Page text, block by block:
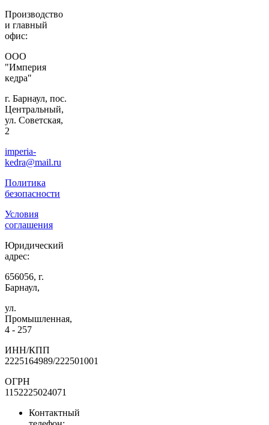
Производство
и главный
офис:
ООО
"Империя
кедра"
г. Барнаул, пос.
Центральный,
ул. Советская,
2
imperia-
kedra@mail.ru
Политика
безопасности
Условия
соглашения
Юридический
адрес:
656056, г.
Барнаул,
ул.
Промышленная,
4 - 257
ИНН/КПП
2225164989/222501001
ОГРН
1152225024071
Контактный